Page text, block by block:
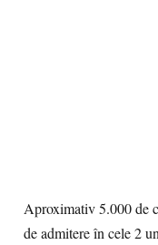
Aproximativ 5.000 de
de admitere în cele 2